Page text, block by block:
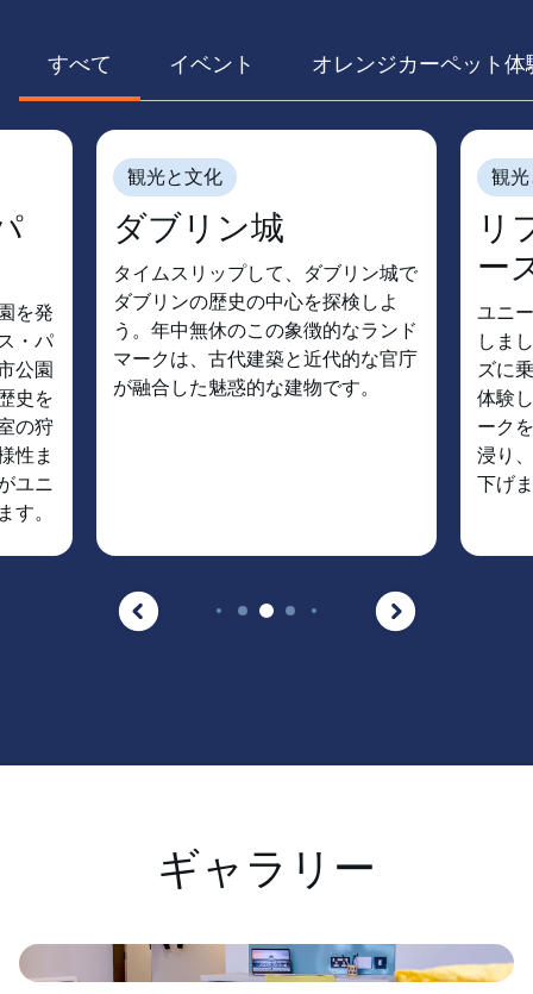
すべて イベント オレンジカーペット体
を発
・パ
公園
史を
の狩
性ま
ユニ
す。
観光と文化
ダブリン城
タイムスリップして、ダブリン城で
ダブリンの歴史の中心を探検しよ
う。年中無休のこの象徴的なランド
マークは、古代建築と近代的な官庁
が融合した魅惑的な建物です。
観
リ
ー
ユニ
しま
ズに
体験
ーク
浸り
下げ
ギャラリー